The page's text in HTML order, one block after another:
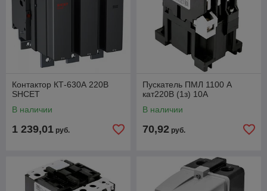
Контактор КТ-630А 220В
SHCET
В наличии
1 239,01 руб.
Пускатель ПМЛ 1100 А
кат220В (1з) 10А
В наличии
70,92 руб.